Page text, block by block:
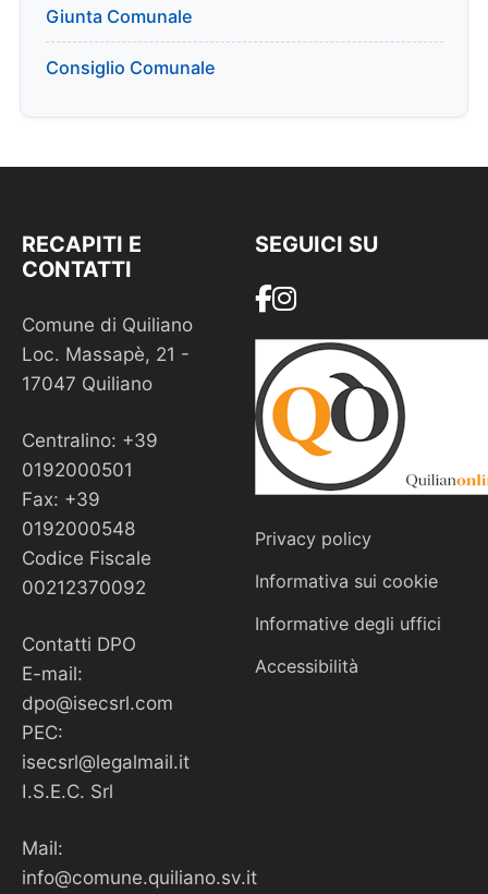
Giunta Comunale
Consiglio Comunale
RECAPITI E
CONTATTI
Comune di Quiliano
Loc. Massapè, 21 -
17047 Quiliano
Centralino: +39
0192000501
Fax: +39
0192000548
Codice Fiscale
00212370092
Contatti DPO
E-mail:
dpo@isecsrl.com
PEC:
isecsrl@legalmail.it
I.S.E.C. Srl
Mail:
info@comune.quiliano.sv.it
SEGUICI SU
Privacy policy
Informativa sui cookie
Informative degli uffici
Accessibilità